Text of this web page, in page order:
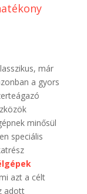
már
a gyors
minősül
speciális
azt a célt
adott